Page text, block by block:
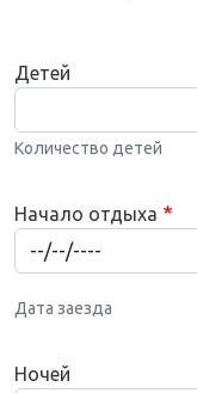
Детей
Количество детей
Начало отдыха
Date
Дата заезда
Ночей